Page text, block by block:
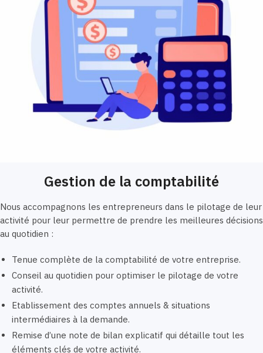
Gestion de la comptabilité
Nous accompagnons les entrepreneurs dans le pilotage de leur
activité pour leur permettre de prendre les meilleures décisions
au quotidien :
Tenue complète de la comptabilité de votre entreprise.
Conseil au quotidien pour optimiser le pilotage de votre
activité.
Etablissement des comptes annuels & situations
intermédiaires à la demande.
Remise d’une note de bilan explicatif qui détaille tout les
éléments clés de votre activité.